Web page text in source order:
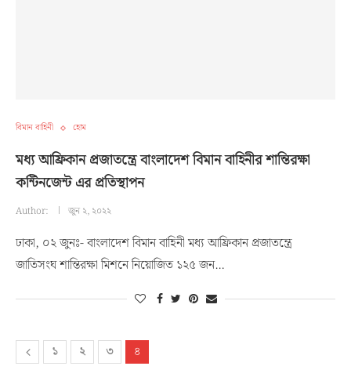
বিমান বাহিনী হোম
মধ্য আফ্রিকান প্রজাতন্ত্রে বাংলাদেশ বিমান বাহিনীর শান্তিরক্ষা
কন্টিনজেন্ট এর প্রতিস্থাপন
Author: জুন ২, ২০২২
ঢাকা, ০২ জুনঃ- বাংলাদেশ বিমান বাহিনী মধ্য আফ্রিকান প্রজাতন্ত্রে
জাতিসংঘ শান্তিরক্ষা মিশনে নিয়োজিত ১২৫ জন…
১ ২ ৩ ৪